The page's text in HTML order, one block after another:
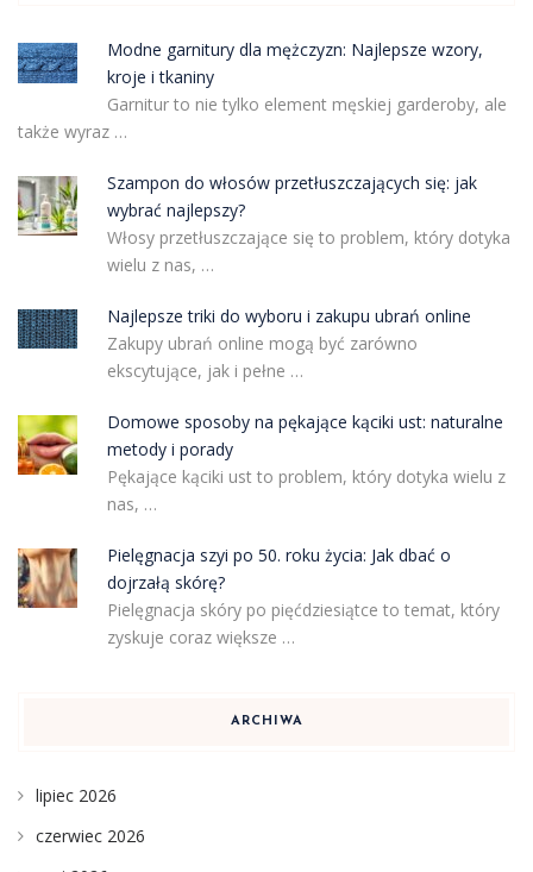
Modne garnitury dla mężczyzn: Najlepsze wzory,
kroje i tkaniny
Garnitur to nie tylko element męskiej garderoby, ale
także wyraz …
Szampon do włosów przetłuszczających się: jak
wybrać najlepszy?
Włosy przetłuszczające się to problem, który dotyka
wielu z nas, …
Najlepsze triki do wyboru i zakupu ubrań online
Zakupy ubrań online mogą być zarówno
ekscytujące, jak i pełne …
Domowe sposoby na pękające kąciki ust: naturalne
metody i porady
Pękające kąciki ust to problem, który dotyka wielu z
nas, …
Pielęgnacja szyi po 50. roku życia: Jak dbać o
dojrzałą skórę?
Pielęgnacja skóry po pięćdziesiątce to temat, który
zyskuje coraz większe …
ARCHIWA
lipiec 2026
czerwiec 2026